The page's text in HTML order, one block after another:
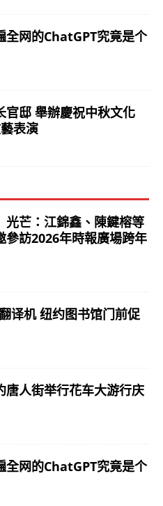
全网的ChatGPT究竟是个
官邸 舉辦慶祝中秋文化
表演
光芒：江錦鑫、陳鍵榕等
參訪2026年時報廣場跨年
译机 纽约图书馆门前促
唐人街举行花车大游行庆
全网的ChatGPT究竟是个